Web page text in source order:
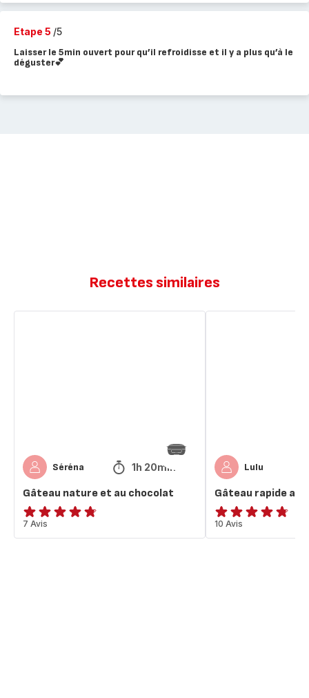
Etape 5 /5
Laisser le 5min ouvert pour qu’il refroidisse et il y a plus qu’à le
déguster💕
Recettes similaires
Séréna 1h 20min
Gâteau nature et au chocolat
ratings.4.7
7 Avis
Lulu
Gâteau rapide au
ratings.4.7
10 Avis